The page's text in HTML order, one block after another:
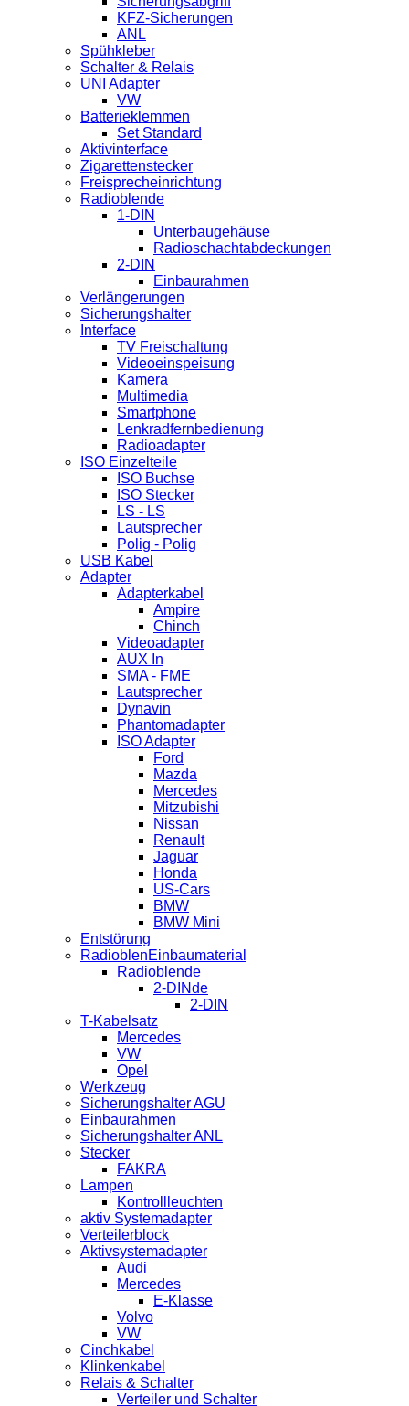
KFZ-Sicherungen
ANL
Spühkleber
Schalter & Relais
UNI Adapter
VW
Batterieklemmen
Set Standard
Aktivinterface
Zigarettenstecker
Freisprecheinrichtung
Radioblende
1-DIN
Unterbaugehäuse
Radioschachtabdeckungen
2-DIN
Einbaurahmen
Verlängerungen
Sicherungshalter
Interface
TV Freischaltung
Videoeinspeisung
Kamera
Multimedia
Smartphone
Lenkradfernbedienung
Radioadapter
ISO Einzelteile
ISO Buchse
ISO Stecker
LS - LS
Lautsprecher
Polig - Polig
USB Kabel
Adapter
Adapterkabel
Ampire
Chinch
Videoadapter
AUX In
SMA - FME
Lautsprecher
Dynavin
Phantomadapter
ISO Adapter
Ford
Mazda
Mercedes
Mitzubishi
Nissan
Renault
Jaguar
Honda
US-Cars
BMW
BMW Mini
Entstörung
RadioblenEinbaumaterial
Radioblende
2-DINde
2-DIN
T-Kabelsatz
Mercedes
VW
Opel
Werkzeug
Sicherungshalter AGU
Einbaurahmen
Sicherungshalter ANL
Stecker
FAKRA
Lampen
Kontrollleuchten
aktiv Systemadapter
Verteilerblock
Aktivsystemadapter
Audi
Mercedes
E-Klasse
Volvo
VW
Cinchkabel
Klinkenkabel
Relais & Schalter
Verteiler und Schalter